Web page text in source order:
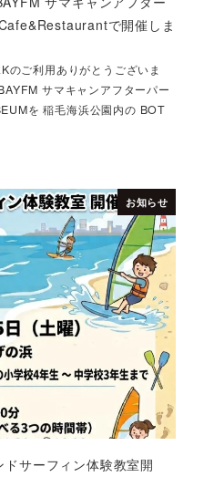
で開催しま
ご利用ありがとうございま
サマキャンアフターパー
を 稲毛海浜公園内の BOT
お知らせ
ドサーフィン体験教室開